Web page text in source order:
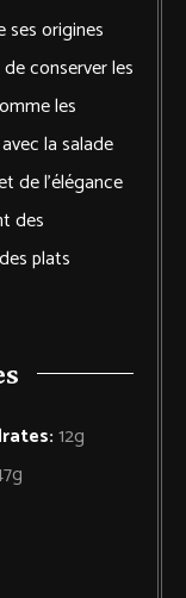
origines
conserver les
les
la salade
de l’élégance
des
plats
12g
g